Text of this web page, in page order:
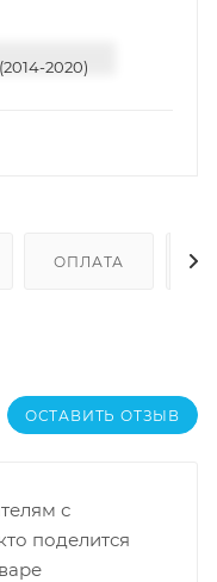
2020)
ОПЛАТА
ОСТАВИТЬ ОТЗЫВ
с
поделится